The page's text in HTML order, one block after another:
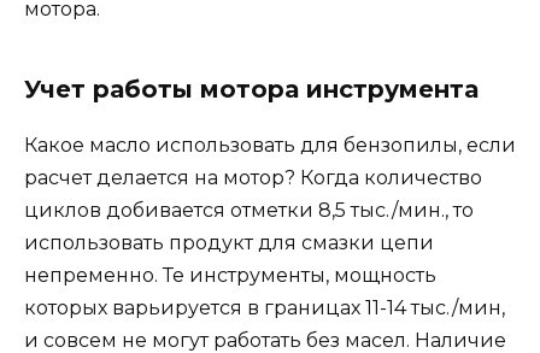
мотора.
Учет работы мотора инструмента
Какое масло использовать для бензопилы, если
расчет делается на мотор? Когда количество
циклов добивается отметки 8,5 тыс./мин., то
использовать продукт для смазки цепи
непременно. Те инструменты, мощность
которых варьируется в границах 11-14 тыс./мин,
и совсем не могут работать без масел. Наличие